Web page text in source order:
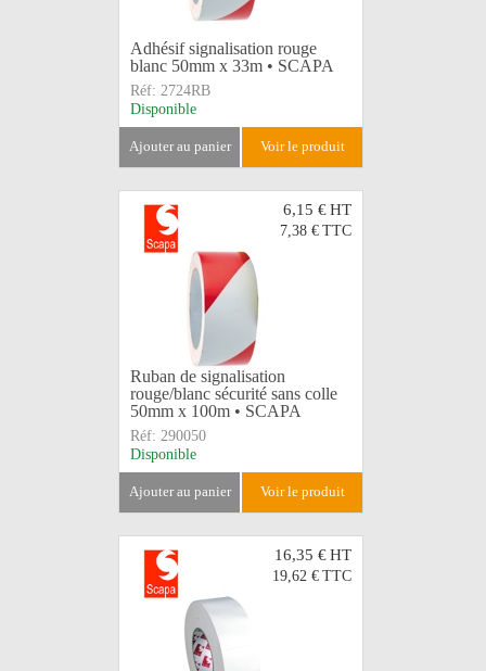
Adhésif signalisation rouge
blanc 50mm x 33m • SCAPA
Réf: 2724RB
Disponible
ajouter au panier voir le produit
6,15 €HT
7,38 € TTC
Ruban de signalisation
rouge/blanc sécurité sans colle
50mm x 100m • SCAPA
Réf: 290050
Disponible
ajouter au panier voir le produit
16,35 €HT
19,62 € TTC